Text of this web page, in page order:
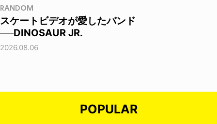
RANDOM
スケートビデオが愛したバンド
──DINOSAUR JR.
2026.08.06
POPULAR